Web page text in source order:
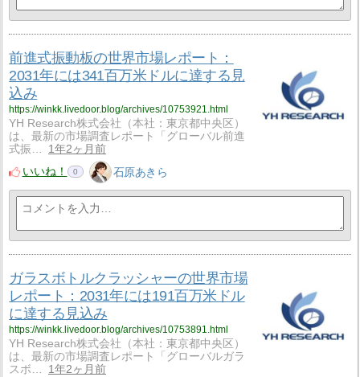
前進式振動板の世界市場レポート：
2031年には341百万米ドルに達する見
込み
https://winkk.livedoor.blog/archives/10753921.html
YH Research株式会社（本社：東京都中央区）
は、最新の市場調査レポート「グローバル前進
式振…
1年2ヶ月前
いいね！
0 石原あきら
ガラスボトルクラッシャーの世界市場
レポート：2031年には191百万米ドル
に達する見込み
https://winkk.livedoor.blog/archives/10753891.html
YH Research株式会社（本社：東京都中央区）
は、最新の市場調査レポート「グローバルガラ
スボ…
1年2ヶ月前